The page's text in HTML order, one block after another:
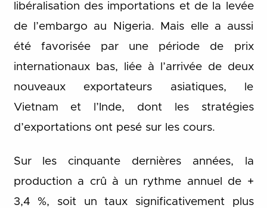
libéralisation des importations et de la levée
de l’embargo au Nigeria. Mais elle a aussi
été favorisée par une période de prix
internationaux bas, liée à l’arrivée de deux
nouveaux exportateurs asiatiques, le
Vietnam et l’Inde, dont les stratégies
d’exportations ont pesé sur les cours.
Sur les cinquante dernières années, la
production a crû à un rythme annuel de +
3,4 %, soit un taux significativement plus